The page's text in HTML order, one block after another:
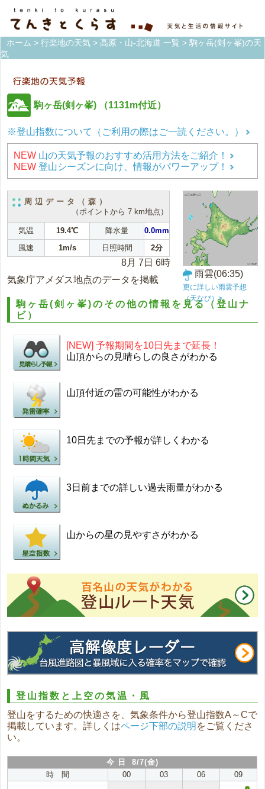
ホーム > 行楽地の天気 > 高原・山-北海道 一覧 > 駒ヶ岳(剣ヶ峯)の天
気
駒ヶ岳(剣ヶ峯) （1131m付近）
※登山指数について（ご利用の際はご一読ください。）
NEW 山の天気予報のおすすめ活用方法をご紹介！
NEW 登山シーズンに向け、情報がパワーアップ！
周辺データ（森）
（ポイントから 7 km地点）
気温 19.4℃ 降水量
0.0mm
風速
1m/s 日照時間 2分
8月 7日 6時
気象庁アメダス地点のデータを掲載
雨雲(06:35)
更に詳しい雨雲予想
（天なび）>
駒ヶ岳(剣ヶ峯)のその他の情報を見る（登山ナ
ビ）
[NEW] 予報期間を10日先まで延長！
山頂からの見晴らしの良さがわかる
山頂付近の雷の可能性がわかる
10日先までの予報が詳しくわかる
3日前までの詳しい過去雨量がわかる
山からの星の見やすさがわかる
登山指数と上空の気温・風
登山をするための快適さを、気象条件から登山指数A～Cで
掲載しています。詳しくはページ下部の説明 をご覧くださ
い。
今 日 8/7(金)
時 間
00 03 06 09